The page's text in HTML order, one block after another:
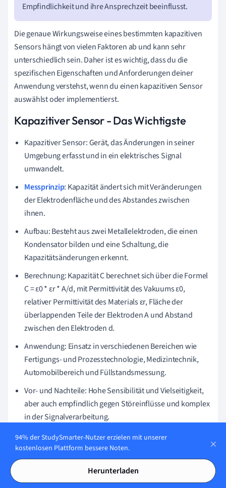
Empfindlichkeit und ihre Ansprechzeit beeinflusst.
Die genaue Wirkungsweise eines bestimmten kapazitiven
Sensors hängt von vielen Faktoren ab und kann sehr
unterschiedlich sein. Daher ist es wichtig, dass du die
spezifischen Eigenschaften und Anforderungen deiner
Anwendung verstehst, wenn du einen kapazitiven Sensor
auswählst oder implementierst.
Kapazitiver Sensor - Das Wichtigste
Kapazitiver Sensor: Gerät, das Änderungen in seiner
Umgebung erfasst und in ein elektrisches Signal
umwandelt.
Messprinzip: Kapazität ändert sich mit Veränderungen
der Elektrodenfläche und des Abstandes zwischen
ihnen.
Aufbau: Besteht aus zwei Metallelektroden, die einen
Kondensator bilden und eine Schaltung, die
Kapazitätsänderungen erkennt.
Berechnung: Kapazität C berechnet sich über die Formel
C = ε0 * εr * A/d, mit Permittivität des Vakuums ε0,
relativer Permittivität des Materials εr, Fläche der
überlappenden Teile der Elektroden A und Abstand
zwischen den Elektroden d.
Anwendung: Einsatz in verschiedenen Bereichen wie
Fertigungs- und Prozesstechnologie, Medizintechnik,
Automobilbereich und Füllstandsmessung.
Vor- und Nachteile: Hohe Sensibilität und Vielseitigkeit,
aber auch empfindlich gegen Störeinflüsse und komplex
in der Signalverarbeitung.
References
Frank Klinker, Günter Skoruppa (2020). Ein optimiertes
Glättungsverfahren motiviert durch eine technische
Fragestellung (An optimized smoothing method
94% der StudySmarter-Nutzer erzielen mit unserer
kostenlosen Plattform bessere Noten.
Herunterladen